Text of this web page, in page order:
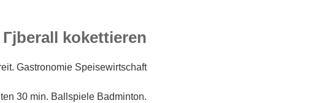
kokettieren
Gastronomie Speisewirtschaft.
30 min. Ballspiele Badminton.